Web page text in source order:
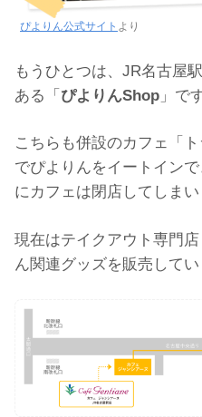
ぴよりん公式サイト より
もうひとつは、JR名古屋
ある「 ぴよりんShop 」で
こちらも併設のカフェ「
でぴよりんをイートイン
にカフェは閉店してしまい
現在はテイクアウト専門
ん関連グッズを販売してい